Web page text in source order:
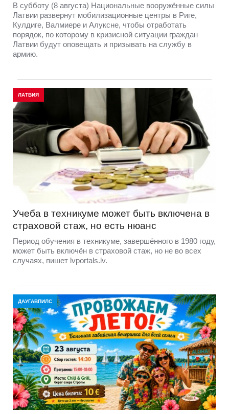
В субботу (8 августа) Национальные вооружённые силы
Латвии развернут мобилизационные центры в Риге,
Кулдиге, Валмиере и Алуксне, чтобы отработать
порядок, по которому в кризисной ситуации граждан
Латвии будут оповещать и призывать на службу в
армию.
ЛАТВИЯ
Учеба в техникуме может быть включена в
страховой стаж, но есть нюанс
Период обучения в техникуме, завершённого в 1980 году,
может быть включён в страховой стаж, но не во всех
случаях, пишет lvportals.lv.
ДАУГАВПИЛС